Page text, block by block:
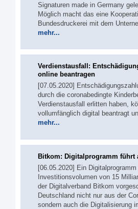
Signaturen made in Germany
Möglich macht das eine
Bundesdruckerei mit dem
mehr...
Verdienstausfall:
online beantragen
[07.05.2020]
durch die coronabedingte
Verdienstausfall erlitten haben,
vollumfänglich digital beantragt
mehr...
Bitkom: Digitalprogramm führt
[06.05.2020] Ein
Investitionsvolumen von 15
der Digitalverband Bitkom
Deutschland nicht nur aus der
sondern auch die Digitalisierung